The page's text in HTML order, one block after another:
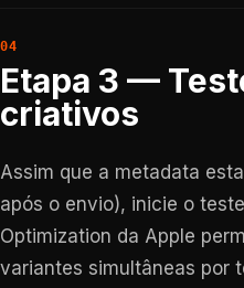
Etapa 3 —
criativos
Assim que a metadata
após o envio), inicie o
Optimization da Apple
variantes simultâneas por